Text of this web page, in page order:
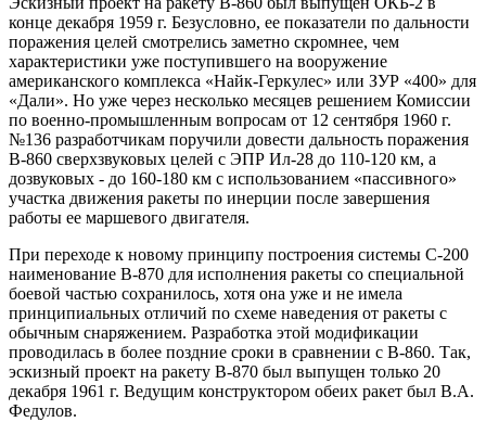
конце декабря 1959 г. Безусловно, ее показатели по дальности
поражения целей смотрелись заметно скромнее, чем
характеристики уже поступившего на вооружение
американского комплекса «Найк-Геркулес» или ЗУР «400» для
«Дали». Но уже через несколько месяцев решением Комиссии
по военно-промышленным вопросам от 12 сентября 1960 г.
№136 разработчикам поручили довести дальность поражения
В-860 сверхзвуковых целей с ЭПР Ил-28 до 110-120 км, а
дозвуковых - до 160-180 км с использованием «пассивного»
участка движения ракеты по инерции после завершения
работы ее маршевого двигателя.
При переходе к новому принципу построения системы С-200
наименование В-870 для исполнения ракеты со специальной
боевой частью сохранилось, хотя она уже и не имела
принципиальных отличий по схеме наведения от ракеты с
обычным снаряжением. Разработка этой модификации
проводилась в более поздние сроки в сравнении с В-860. Так,
эскизный проект на ракету В-870 был выпущен только 20
декабря 1961 г. Ведущим конструктором обеих ракет был В.А.
Федулов.